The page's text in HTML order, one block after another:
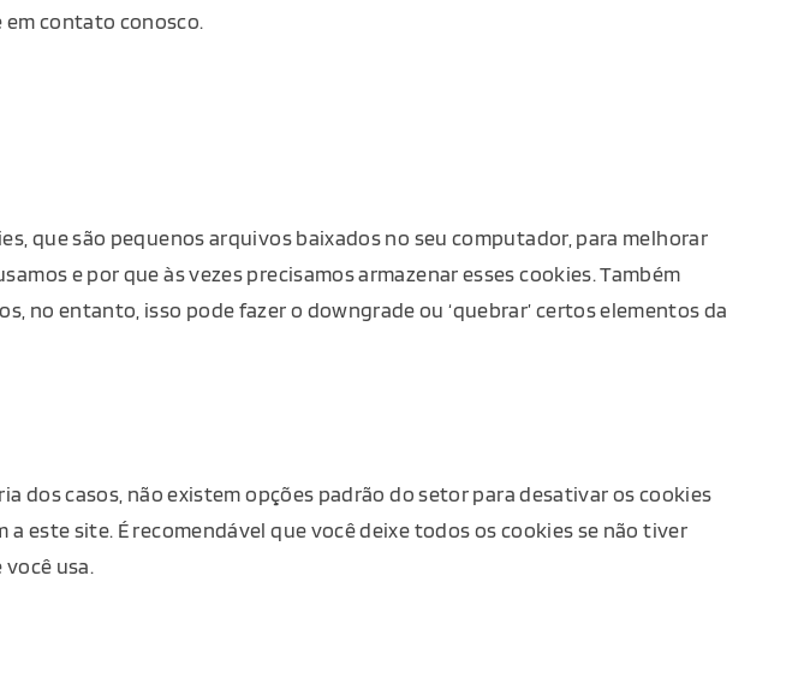
em contato conosco.
que são pequenos arquivos baixados no seu computador, para melhorar
e por que às vezes precisamos armazenar esses cookies. Também
no entanto, isso pode fazer o downgrade ou ‘quebrar’ certos elementos da
dos casos, não existem opções padrão do setor para desativar os cookies
este site. É recomendável que você deixe todos os cookies se não tiver
usa.